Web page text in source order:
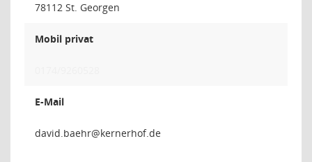
78112 St. Georgen
Mobil privat
E-Mail
rheab